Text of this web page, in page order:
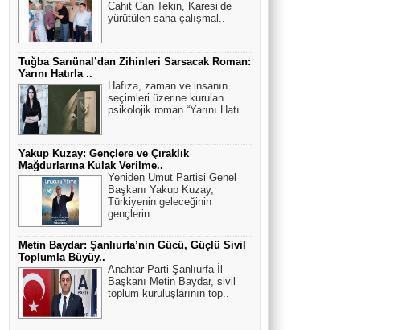
Cahit Can Tekin, Karesi’de
yürütülen saha çalışmal..
Tuğba Sarıünal’dan Zihinleri Sarsacak Roman:
Yarını Hatırla ..
Hafıza, zaman ve insanın
seçimleri üzerine kurulan
psikolojik roman “Yarını Hatı..
Yakup Kuzay: Gençlere ve Çıraklık
Mağdurlarına Kulak Verilme..
Yeniden Umut Partisi Genel
Başkanı Yakup Kuzay,
Türkiyenin geleceğinin
gençlerin..
Metin Baydar: Şanlıurfa’nın Gücü, Güçlü Sivil
Toplumla Büyüy..
Anahtar Parti Şanlıurfa İl
Başkanı Metin Baydar, sivil
toplum kuruluşlarının top..